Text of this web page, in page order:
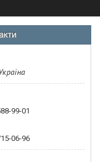
99-01
06-96